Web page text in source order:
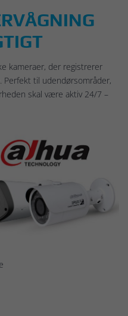
kameraer, der registrerer
Perfekt til udendørsområder,
skal være aktiv 24/7 –